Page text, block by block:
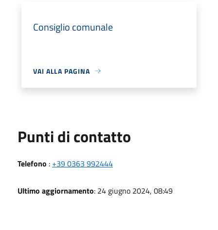
Consiglio comunale
VAI ALLA PAGINA
Punti di contatto
Telefono : +39 0363 992444
Ultimo aggiornamento: 24 giugno 2024, 08:49